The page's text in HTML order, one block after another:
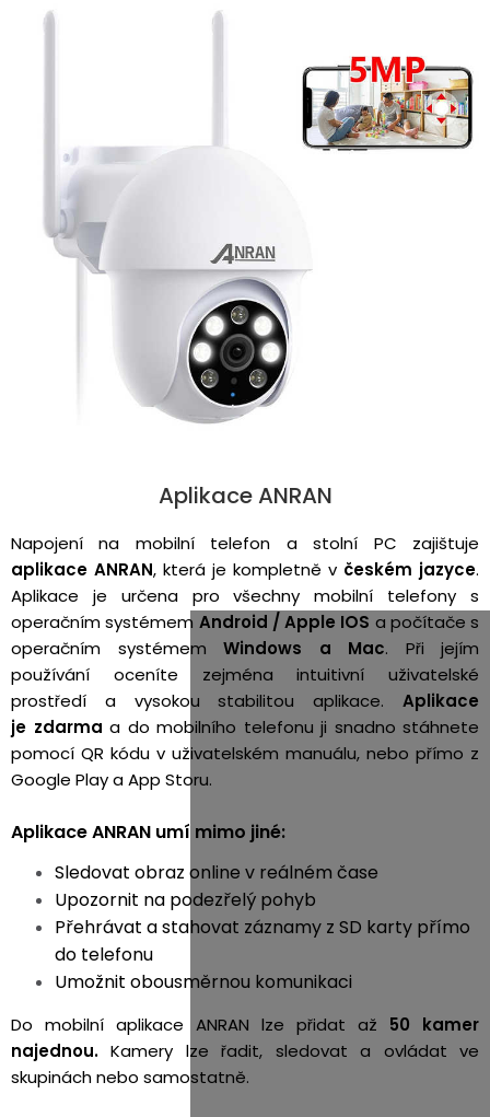
Aplikace ANRAN
Napojení na mobilní telefon a stolní PC zajištuje
aplikace ANRAN, která je kompletně v českém jazyce.
Aplikace je určena pro všechny mobilní telefony s
operačním systémem Android / Apple IOS a počítače s
operačním systémem Windows a Mac. Při jejím
používání oceníte zejména intuitivní uživatelské
prostředí a vysokou stabilitou aplikace. Aplikace
je zdarma a do mobilního telefonu ji snadno stáhnete
pomocí QR kódu v uživatelském manuálu, nebo přímo z
Google Play a App Storu.
Aplikace ANRAN umí mimo jiné:
Sledovat obraz online v reálném čase
Upozornit na podezřelý pohyb
Přehrávat a stahovat záznamy z SD karty přímo
do telefonu
Umožnit obousměrnou komunikaci
Do mobilní aplikace ANRAN lze přidat až 50 kamer
najednou. Kamery lze řadit, sledovat a ovládat ve
skupinách nebo samostatně.